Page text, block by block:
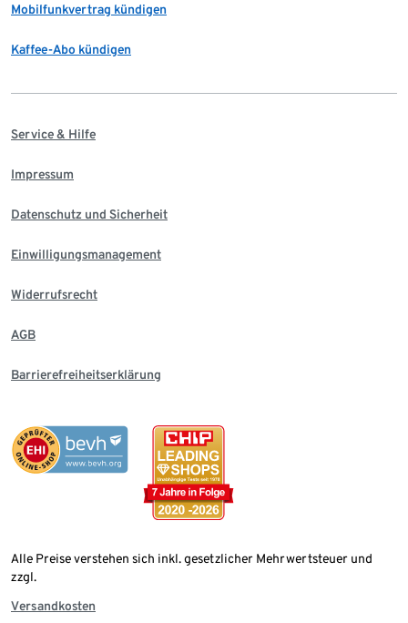
Mobilfunkvertrag kündigen
Kaffee-Abo kündigen
Service & Hilfe
Impressum
Datenschutz und Sicherheit
Einwilligungsmanagement
Widerrufsrecht
AGB
Barrierefreiheitserklärung
Alle Preise verstehen sich inkl. gesetzlicher Mehrwertsteuer und
zzgl.
Versandkosten